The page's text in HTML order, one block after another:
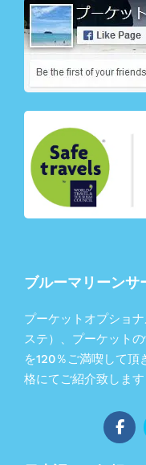
ブルーマリーンサ
プーケットオプショ
ステ）、プーケット
を120％ご満喫して頂
格にてご紹介致します